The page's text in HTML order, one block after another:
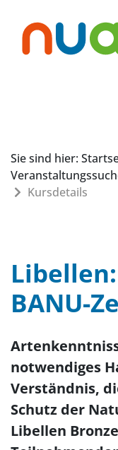
Sie sind hier:
Kursdetails
BANU-
notwendiges
Verständnis,
Schutz der
Libellen